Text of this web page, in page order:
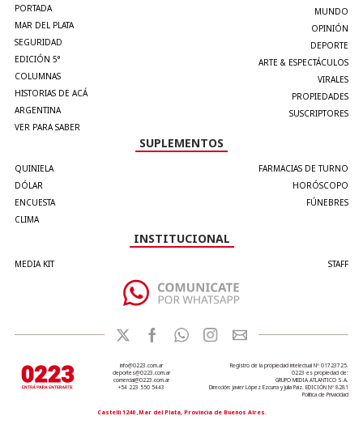
PORTADA
MAR DEL PLATA
SEGURIDAD
EDICIÓN 5°
COLUMNAS
HISTORIAS DE ACÁ
ARGENTINA
VER PARA SABER
MUNDO
OPINIÓN
DEPORTE
ARTE & ESPECTÁCULOS
VIRALES
PROPIEDADES
SUSCRIPTORES
SUPLEMENTOS
QUINIELA
DÓLAR
ENCUESTA
CLIMA
FARMACIAS DE TURNO
HORÓSCOPO
FÚNEBRES
INSTITUCIONAL
MEDIA KIT STAFF
info@0223.com.ar
deportes@0223.com.ar
comercial@0223.com.ar
+54 223 550 5443
Registro de la propiedad intelectual Nº 01723725.
0223 es propiedad de:
GRUPO MEDIA ATLANTICO S.A.
Dirección: Javier López Ezcurra y Julia Paiz. EDICIÓN Nº 8281
Política de Privacidad
Castelli 1240 ,Mar del Plata, Provincia de Buenos Aires.